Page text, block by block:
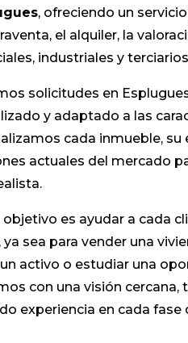
, ofreciendo un
el alquiler, la
industriales y
solicitudes en
y adaptado a las
cada inmueble,
actuales del mercado
objetivo es ayudar a cada
ya sea para vender una
activo o estudiar una
con una visión cercana,
experiencia en cada